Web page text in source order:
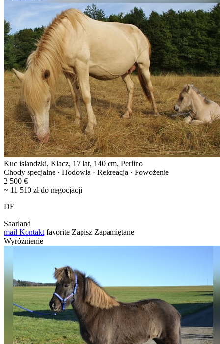
Kuc islandzki, Klacz, 17 lat, 140 cm, Perlino
Chody specjalne · Hodowla · Rekreacja · Powożenie
2 500 €
~ 11 510 zł do negocjacji
DE
Saarland
mail Kontakt favorite Zapisz Zapamiętane
Wyróżnienie